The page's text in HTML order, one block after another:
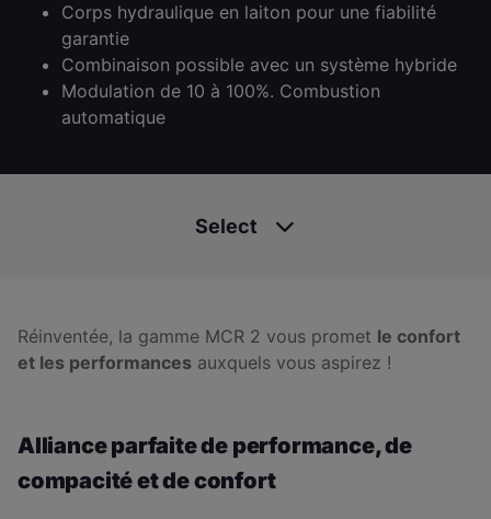
Corps hydraulique en laiton pour une fiabilité
garantie
Combinaison possible avec un système hybride
Modulation de 10 à 100%. Combustion
automatique
Select
Réinventée, la gamme MCR 2 vous promet le confort
et les performances auxquels vous aspirez !
Alliance parfaite de performance, de
compacité et de confort